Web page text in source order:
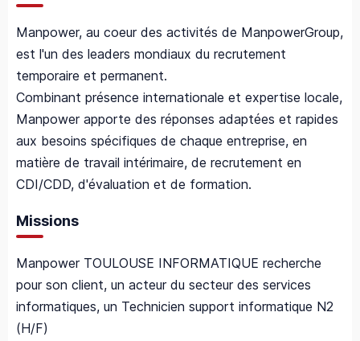
Manpower, au coeur des activités de ManpowerGroup,
est l'un des leaders mondiaux du recrutement
temporaire et permanent.
Combinant présence internationale et expertise locale,
Manpower apporte des réponses adaptées et rapides
aux besoins spécifiques de chaque entreprise, en
matière de travail intérimaire, de recrutement en
CDI/CDD, d'évaluation et de formation.
Missions
Manpower TOULOUSE INFORMATIQUE recherche
pour son client, un acteur du secteur des services
informatiques, un Technicien support informatique N2
(H/F)